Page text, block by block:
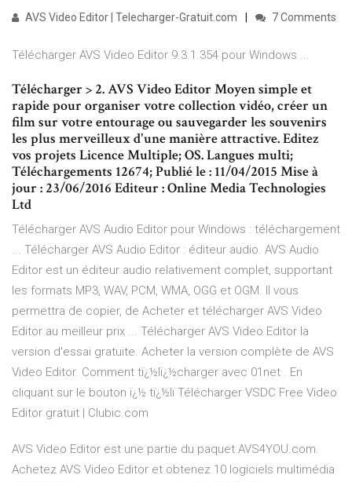
AVS Video Editor | Telecharger-Gratuit.com 7 Comments
Télécharger AVS Video Editor 9.3.1.354 pour Windows ...
Télécharger > 2. AVS Video Editor Moyen simple et
rapide pour organiser votre collection vidéo, créer un
film sur votre entourage ou sauvegarder les souvenirs
les plus merveilleux d'une manière attractive. Editez
vos projets Licence Multiple; OS. Langues multi;
Téléchargements 12674; Publié le : 11/04/2015 Mise à
jour : 23/06/2016 Editeur : Online Media Technologies
Ltd
Télécharger AVS Audio Editor pour Windows : téléchargement
... Télécharger AVS Audio Editor : éditeur audio. AVS Audio
Editor est un éditeur audio relativement complet, supportant
les formats MP3, WAV, PCM, WMA, OGG et OGM. Il vous
permettra de copier, de Acheter et télécharger AVS Video
Editor au meilleur prix ... Télécharger AVS Video Editor la
version d'essai gratuite. Acheter la version complète de AVS
Video Editor. Comment tï¿½lï¿½charger avec 01net . En
cliquant sur le bouton ï¿½ tï¿½lï Télécharger VSDC Free Video
Editor gratuit | Clubic.com
AVS Video Editor est une partie du paquet AVS4YOU.com.
Achetez AVS Video Editor et obtenez 10 logiciels multimédia